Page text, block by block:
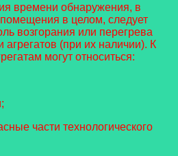
времени обнаружения, в
в целом, следует
возгорания или перегрева
агрегатов (при их наличии). К
могут относиться:
части технологического